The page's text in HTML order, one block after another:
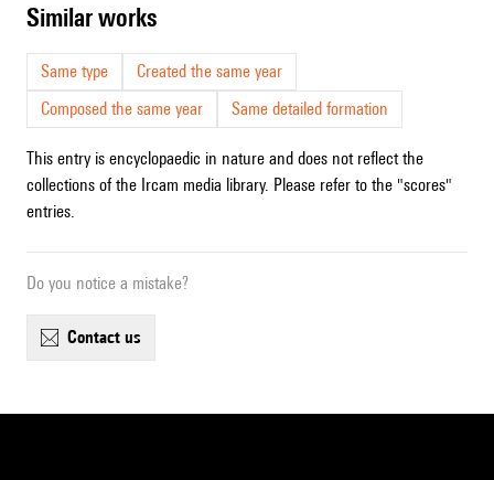
similar works
Same type
Created the same year
Composed the same year
Same detailed formation
This entry is encyclopaedic in nature and does not reflect the
collections of the Ircam media library. Please refer to the "scores"
entries.
Do you notice a mistake?
contact us